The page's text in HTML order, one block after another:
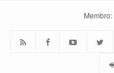
Membro: